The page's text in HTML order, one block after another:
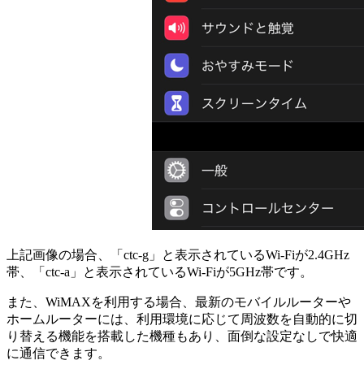
上記画像の場合、「ctc-g」と表示されているWi-Fiが2.4GHz
帯、「ctc-a」と表示されているWi-Fiが5GHz帯です。
また、WiMAXを利用する場合、最新のモバイルルーターや
ホームルーターには、利用環境に応じて周波数を自動的に切
り替える機能を搭載した機種もあり、面倒な設定なしで快適
に通信できます。